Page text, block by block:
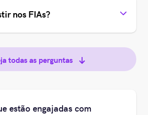
nos FIAs?
todas as perguntas
estão engajadas com